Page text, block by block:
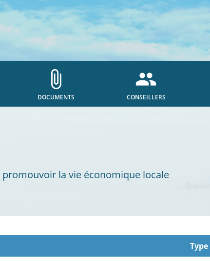
attach_file
DOCUMENTS
people
CONSEILLERS
la vie économique locale
Type